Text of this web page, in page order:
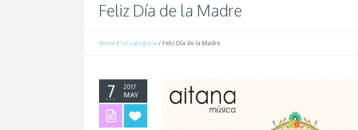
Feliz Día de la Madre
Home / Sin categoría / Feliz Día de la Madre
7 2017
MAY